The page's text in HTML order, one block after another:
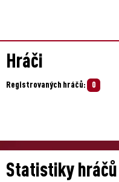
Hráči
Registrovaných hráčů: 0
Statistiky hráčů